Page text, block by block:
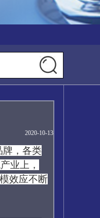
2020-10-13
牌，各类
业上，
效应不断